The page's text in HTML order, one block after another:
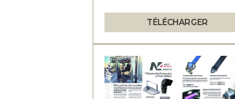
TÉLÉCHARGER